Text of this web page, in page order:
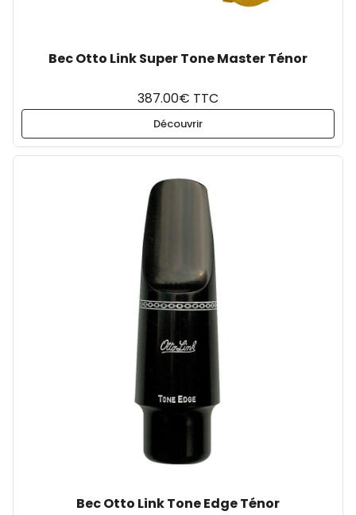
Bec Otto Link Super Tone Master Ténor
387.00€ TTC
Découvrir
Bec Otto Link Tone Edge Ténor